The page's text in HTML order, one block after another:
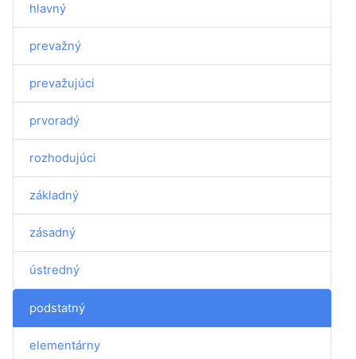
hlavný
prevažný
prevažujúci
prvoradý
rozhodujúci
základný
zásadný
ústredný
podstatný
elementárny